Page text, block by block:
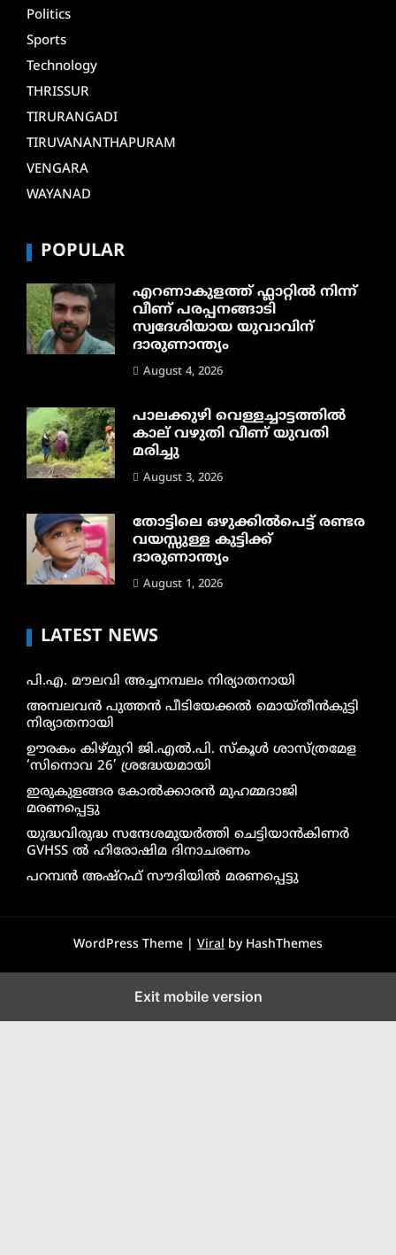
Politics
Sports
Technology
THRISSUR
TIRURANGADI
TIRUVANANTHAPURAM
VENGARA
WAYANAD
POPULAR
എറണാകുളത്ത് ഫ്ലാറ്റിൽ നിന്ന്
വീണ് പരപ്പനങ്ങാടി
സ്വദേശിയായ യുവാവിന്
ദാരുണാന്ത്യം
August 4, 2026
പാലക്കുഴി വെള്ളച്ചാട്ടത്തില്‍
കാല് വഴുതി വീണ് യുവതി
മരിച്ചു
August 3, 2026
തോട്ടിലെ ഒഴുക്കിൽപെട്ട് രണ്ടര
വയസ്സുള്ള കുട്ടിക്ക്
ദാരുണാന്ത്യം
August 1, 2026
LATEST NEWS
പി.എ. മൗലവി അച്ചനമ്പലം നിര്യാതനായി
അമ്പലവൻ പുത്തൻ പീടിയേക്കൽ മൊയ്തീൻകുട്ടി
നിര്യാതനായി
ഊരകം കിഴ്മുറി ജി.എൽ.പി. സ്കൂൾ ശാസ്ത്രമേള
‘സിനൊവ 26’ ശ്രദ്ധേയമായി
ഇരുകുളങ്ങര കോൽക്കാരൻ മുഹമ്മദാജി
മരണപ്പെട്ടു
യുദ്ധവിരുദ്ധ സന്ദേശമുയർത്തി ചെട്ടിയാൻകിണർ
GVHSS ൽ ഹിരോഷിമ ദിനാചരണം
പറമ്പൻ അഷ്‌റഫ് സൗദിയിൽ മരണപ്പെട്ടു
WordPress Theme | Viral by HashThemes
Exit mobile version